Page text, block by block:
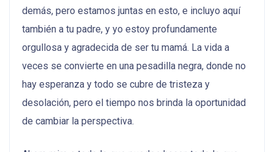
demás, pero estamos juntas en esto, e incluyo aquí
también a tu padre, y yo estoy profundamente
orgullosa y agradecida de ser tu mamá. La vida a
veces se convierte en una pesadilla negra, donde no
hay esperanza y todo se cubre de tristeza y
desolación, pero el tiempo nos brinda la oportunidad
de cambiar la perspectiva.